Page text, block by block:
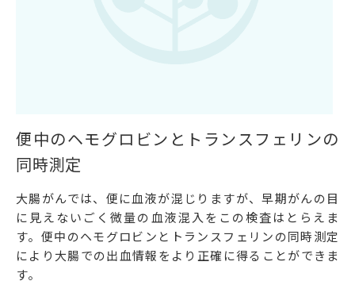
便中のヘモグロビンとトランスフェリンの
同時測定
大腸がんでは、便に血液が混じりますが、早期がんの目
に見えないごく微量の血液混入をこの検査はとらえま
す。便中のヘモグロビンとトランスフェリンの同時測定
により大腸での出血情報をより正確に得ることができま
す。